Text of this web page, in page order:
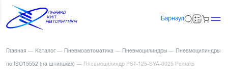
Барнаул
Главная — Каталог — Пневмоавтоматика — Пневмоцилиндры — Пневмоцилиндры
по ISO15552 (на шпильках) — Пневмоцилиндр PST-125-SYA-0025 Pemaks